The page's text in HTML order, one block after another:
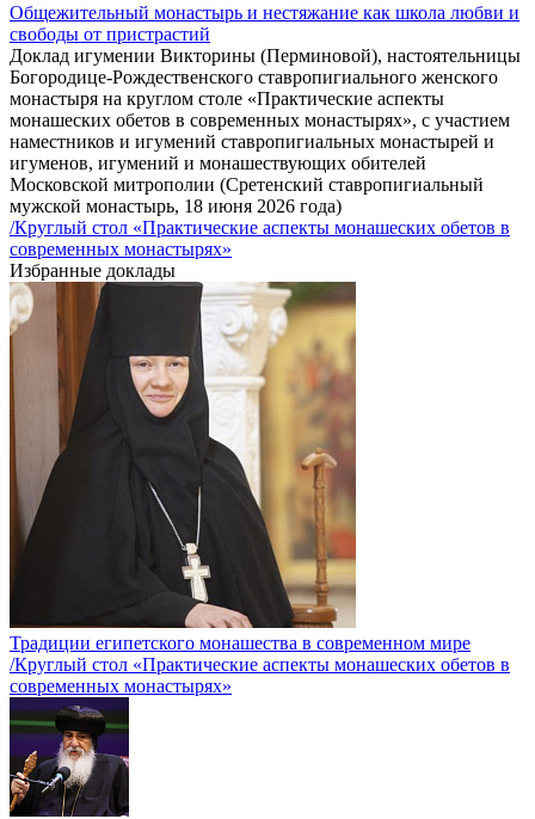
Общежительный монастырь и нестяжание как школа любви и
свободы от пристрастий
Доклад игумении Викторины (Перминовой), настоятельницы
Богородице-Рождественского ставропигиального женского
монастыря на круглом столе «Практические аспекты
монашеских обетов в современных монастырях», с участием
наместников и игумений ставропигиальных монастырей и
игуменов, игумений и монашествующих обителей
Московской митрополии (Сретенский ставропигиальный
мужской монастырь, 18 июня 2026 года)
/Круглый стол «Практические аспекты монашеских обетов в
современных монастырях»
Избранные доклады
Традиции египетского монашества в современном мире
/Круглый стол «Практические аспекты монашеских обетов в
современных монастырях»